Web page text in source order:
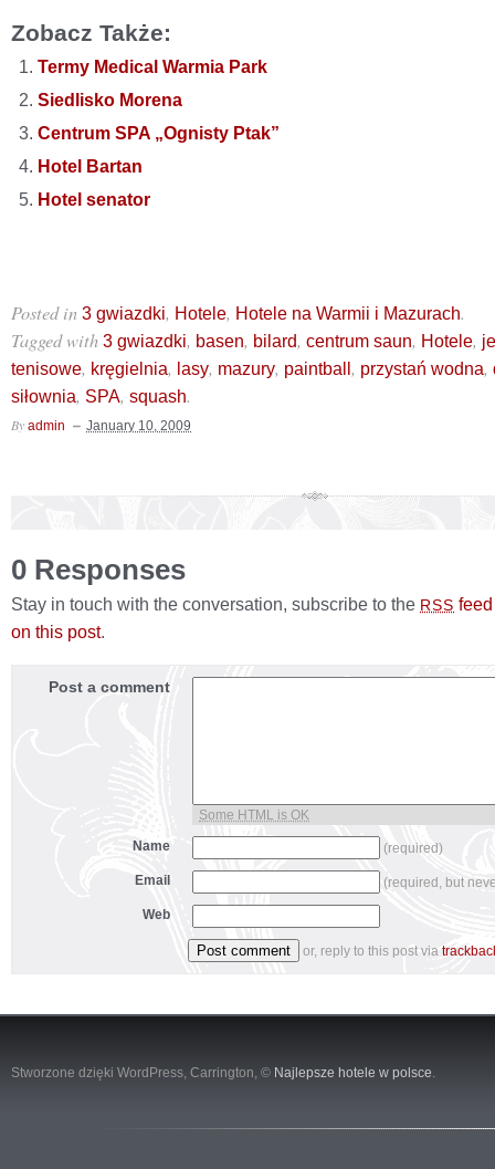
Zobacz Także:
Termy Medical Warmia Park
Siedlisko Morena
Centrum SPA „Ognisty Ptak”
Hotel Bartan
Hotel senator
Posted in 3 gwiazdki, Hotele, Hotele na Warmii i Mazurach.
Tagged with 3 gwiazdki, basen, bilard, centrum saun, Hotele,
tenisowe, kręgielnia, lasy, mazury, paintball , przystań wodna,
siłownia, SPA, squash.
By admin January 10, 2009
0 Responses
Stay in touch with the conversation, subscribe to the RSS
on this post.
Post a comment
Some HTML is OK
Name
(required)
Email (required, but
Web
or, reply to this post via
Stworzone dzięki WordPress, Carrington, © Najlepsze hotele w polsce.